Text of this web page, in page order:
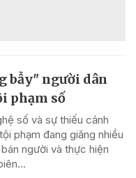
bẫy" người dân
phạm số
số và sự thiếu cảnh
phạm đang giăng nhiều
người và thực hiện